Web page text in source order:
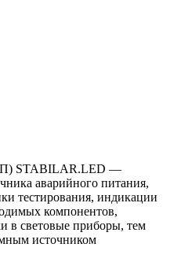
STABILAR.LED —
аварийного питания,
тестирования, индикации
компонентов,
в световые приборы, тем
источником